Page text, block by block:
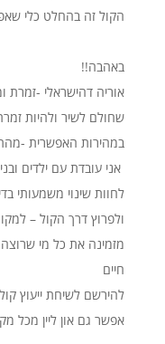
הקול זה בהחלט כלי
באהבה!!
אוריה דהישראלי -זמרת
שחולם לשיר ולהיות
במהירות האפשרית -
אני עובדת עם ילדים
לחוות שינוי משמעותי
ולפרוץ דרך הקול –
מזמינה את כל מי שרוצה
חיים
להירשם לשיחת ייעוץ
אפשר גם און ליין מכל